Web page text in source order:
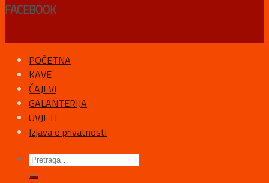
FACEBOOK
POČETNA
KAVE
ČAJEVI
GALANTERIJA
UVJETI
Izjava o privatnosti